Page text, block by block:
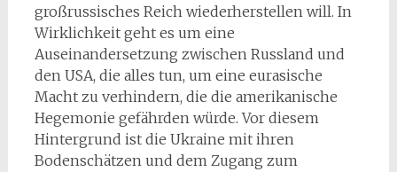
großrussisches Reich wiederherstellen will. In
Wirklichkeit geht es um eine
Auseinandersetzung zwischen Russland und
den USA, die alles tun, um eine eurasische
Macht zu verhindern, die die amerikanische
Hegemonie gefährden würde. Vor diesem
Hintergrund ist die Ukraine mit ihren
Bodenschätzen und dem Zugang zum